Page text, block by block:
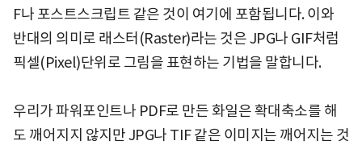
F나 포스트스크립트 같은 것이 여기에 포함됩니다. 이와
반대의 의미로 래스터(Raster)라는 것은 JPG나 GIF처럼
픽셀(Pixel)단위로 그림을 표현하는 기법을 말합니다.
우리가 파워포인트나 PDF로 만든 화일은 확대축소를 해
도 깨어지지 않지만 JPG나 TIF 같은 이미지는 깨어지는 것